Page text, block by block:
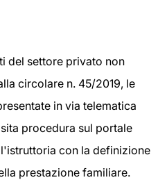
del settore privato non
circolare n. 45/2019, le
in via telematica
procedura sul portale
con la definizione
prestazione familiare.